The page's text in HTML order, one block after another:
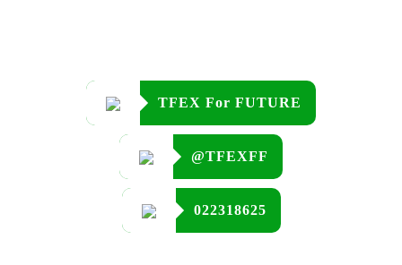
TFEX For FUTURE
@TFEXFF
022318625